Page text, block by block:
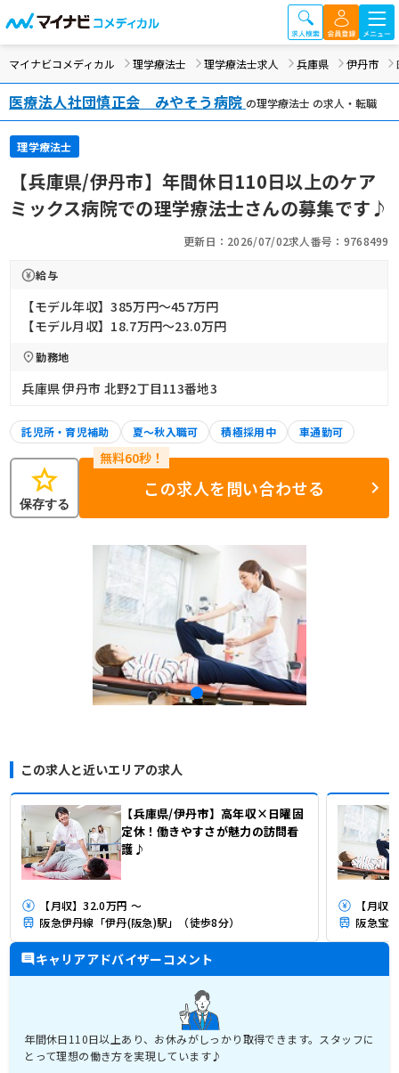
マイナビコメディカル 理学療法士 理学療法士求人 兵庫県 伊丹市
医療法人社団慎正会 みやそう病院 の理学療法士 の求人・転職
理学療法士
【兵庫県/伊丹市】年間休日110日以上のケア
ミックス病院での理学療法士さんの募集です♪
更新日：2026/07/02求人番号：9768499
給与
【モデル年収】385万円〜457万円
【モデル月収】18.7万円〜23.0万円
勤務地
兵庫県 伊丹市 北野2丁目113番地3
託児所・育児補助 夏～秋入職可 積極採用中 車通勤可
star
保存する
この求人を問い合わせる
この求人と近いエリアの求人
【兵庫県/伊丹市】高年収×日曜固
定休！働きやすさが魅力の訪問看
護♪
【月収】32.0万円 ～
阪急伊丹線「伊丹(阪急)駅」（徒歩8分）
【月収
阪急宝
キャリアアドバイザーコメント
年間休日110日以上あり、お休みがしっかり取得できます。スタッフに
とって理想の働き方を実現しています♪